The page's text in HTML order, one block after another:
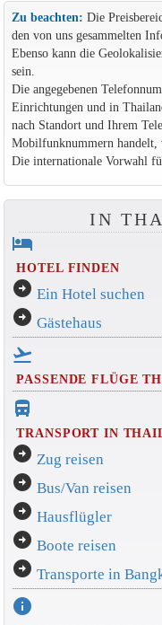
Zu beachten: Die
den von uns gesammelten
Ebenso kann die
sein.
Die angegebenen
Einrichtungen und in
nach Standort und Ihrem
Mobilfunknummern handelt,
Die internationale Vorwahl
IN
hotel
HOTEL FINDEN
arrow_circle_right Ein Hotel suchen
arrow_circle_right Gästehaus
flight_takeoff
PASSENDE FLÜGE
directions_bus_filled
TRANSPORT IN
arrow_circle_right Zug reisen
arrow_circle_right Bus/Van reisen
arrow_circle_right Hausflügler
arrow_circle_right Boote reisen
arrow_circle_right Transporte in
info